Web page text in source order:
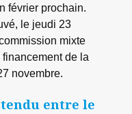
février prochain.
le jeudi 23
mixte
de la
novembre.
entre le